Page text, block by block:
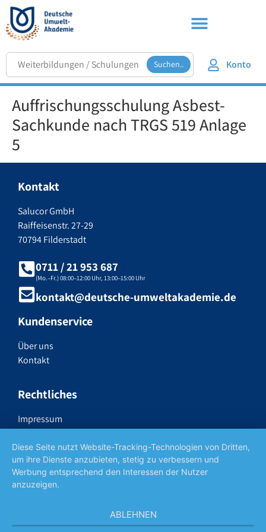
Suchen.. Konto
Auffrischungsschulung Asbest-
Sachkunde nach TRGS 519 Anlage
5
Kontakt
Salucor GmbH
Raiffeisenstr. 27-29
70794 Filderstadt
0711 / 21 953 687
(Mo.–Fr.) 08:00–12:00 Uhr, 13:00–15:00 Uhr
kontakt@deutsche-umweltakademie.de
Kundenservice
Über uns
Kontakt
Rechtliches
Impressum
Datenschutzerklärung
Widerrufsrecht
AGB
Diese Seite nutzt Website-Tracking-Technologien von Dritten,
um ihre Dienste anzubieten, stetig zu verbessern und
Werbung entsprechend den Interessen der Nutzer
anzuzeigen.
ABLEHNEN